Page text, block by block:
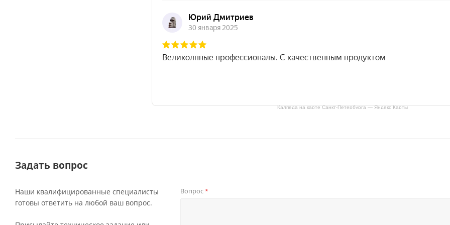
Калпеда на карте Санкт‑Петербурга — Яндекс Карты
Задать вопрос
Наши квалифицированные специалисты
готовы ответить на любой ваш вопрос.
Вопрос*